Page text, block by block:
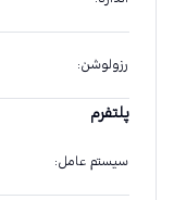
رزولوشن:
پلتفرم
سیستم عامل: